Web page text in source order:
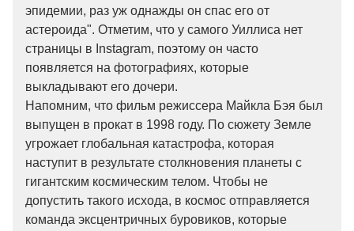
эпидемии, раз уж однажды он спас его от
астероида". Отметим, что у самого Уиллиса нет
страницы в Instagram, поэтому он часто
появляется на фотографиях, которые
выкладывают его дочери.
Напомним, что фильм режиссера Майкла Бэя был
выпущен в прокат в 1998 году. По сюжету Земле
угрожает глобальная катастрофа, которая
наступит в результате столкновения планеты с
гигантским космическим телом. Чтобы не
допустить такого исхода, в космос отправляется
команда эксцентричных буровиков, которые